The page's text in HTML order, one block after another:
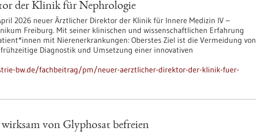
der Klinik für Nephrologie
2026 neuer Ärztlicher Direktor der Klinik für Innere Medizin IV –
Freiburg. Mit seiner klinischen und wissenschaftlichen Erfahrung
mit Nierenerkrankungen: Oberstes Ziel ist die Vermeidung von
Diagnostik und Umsetzung einer innovativen
bw.de/fachbeitrag/pm/neuer-aerztlicher-direktor-der-klinik-fuer-
von Glyphosat befreien